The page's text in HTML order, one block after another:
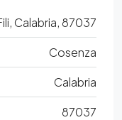
Calabria, 87037
Cosenza
Calabria
87037